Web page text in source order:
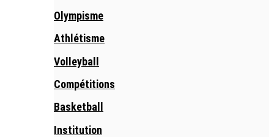
Olympisme
Athlétisme
Volleyball
Compétitions
Basketball
Institution